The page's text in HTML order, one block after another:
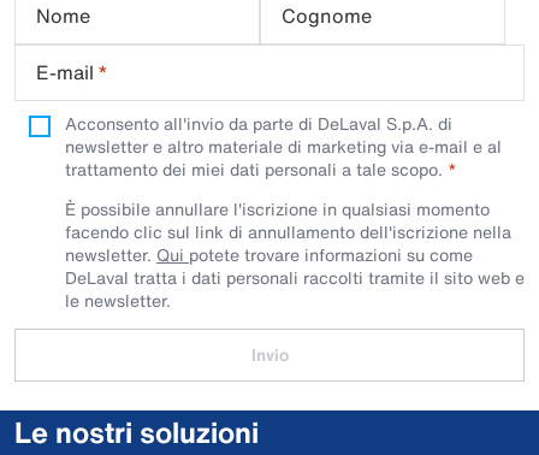
Nome
Cognome
E-mail *
Acconsento all'invio da parte di DeLaval S.p.A. di
newsletter e altro materiale di marketing via e-mail e al
trattamento dei miei dati personali a tale scopo.
È possibile annullare l'iscrizione in qualsiasi momento
facendo clic sul link di annullamento dell'iscrizione nella
newsletter. Qui potete trovare informazioni su come
DeLaval tratta i dati personali raccolti tramite il sito web e
le newsletter.
Invio
Le nostri soluzioni